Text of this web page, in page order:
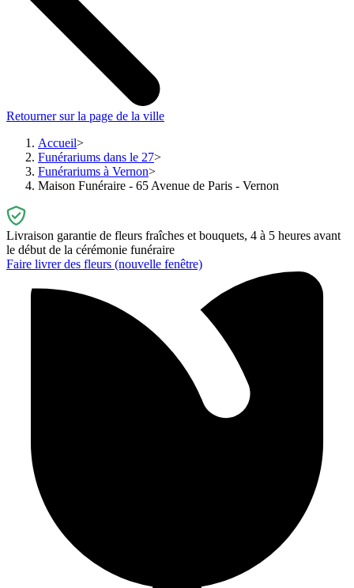
Retourner sur la page de la ville
Accueil
Funérariums dans le 27
Funérariums à Vernon
Maison Funéraire - 65 Avenue de Paris - Vernon
Livraison garantie de fleurs fraîches et bouquets, 4 à 5 heures avant
le début de la cérémonie funéraire
Faire livrer des fleurs (nouvelle fenêtre)